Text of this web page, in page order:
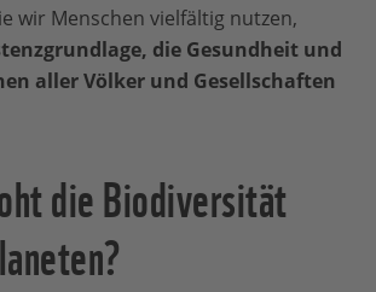
wir Menschen vielfältig nutzen,
die Gesundheit und
aller Völker und Gesellschaften
die Biodiversität